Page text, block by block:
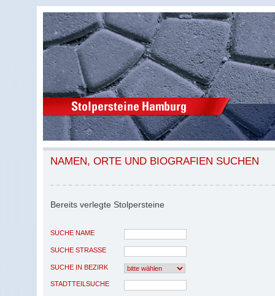
NAMEN, ORTE UND BIOGRAFIEN SUCHEN
Bereits verlegte Stolpersteine
SUCHE NAME
SUCHE STRASSE
SUCHE IN BEZIRK
STADTTEILSUCHE